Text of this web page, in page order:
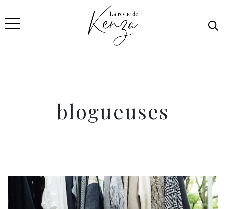
blogueuses